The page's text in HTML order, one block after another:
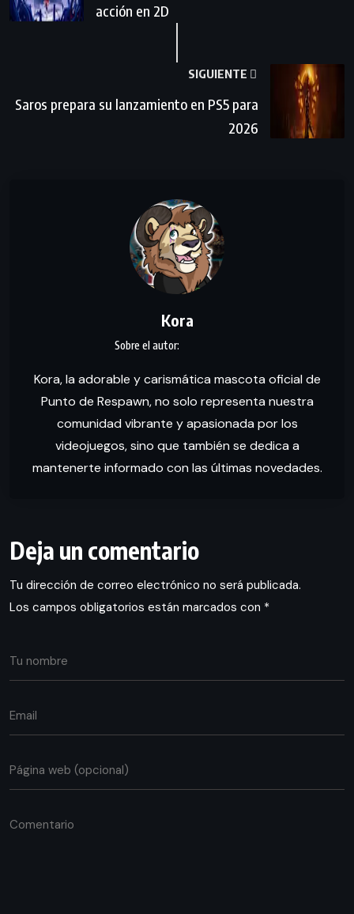
acción en 2D
SIGUIENTE
Saros prepara su lanzamiento en PS5 para
2026
Kora
Kora, la adorable y carismática mascota oficial de
Punto de Respawn, no solo representa nuestra
comunidad vibrante y apasionada por los
videojuegos, sino que también se dedica a
mantenerte informado con las últimas novedades.
Deja un comentario
Tu dirección de correo electrónico no será publicada.
Los campos obligatorios están marcados con *